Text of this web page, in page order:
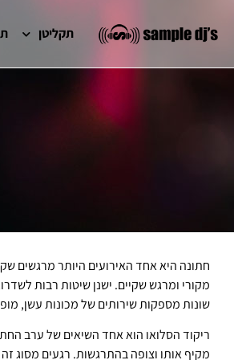
תקליטן
חתונה היא אחד האירועים היותר מרגשים
מקורי ומרגש שקיים. ישנן שיטות רבות
שונות מספקות שירותים של מכונות עשן,
ריקוד הסלואו הוא אחד השיאים של ערב
מקיף אותו וצופה בהתרגשות. רגעים מסוג